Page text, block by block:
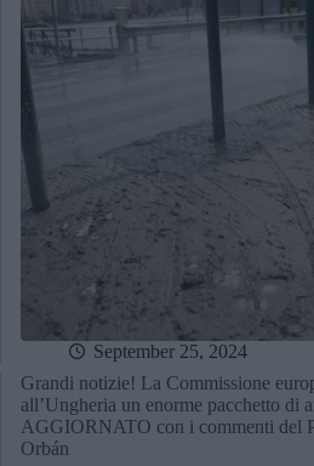
September 25, 2024
Grandi notizie! La Commissione
all’Ungheria un enorme pacchetto di
AGGIORNATO con i commenti del
Orbán